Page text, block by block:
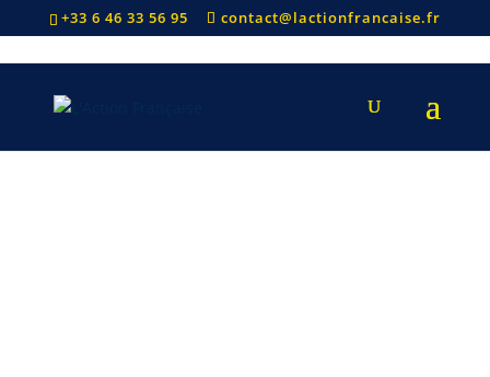
+33 6 46 33 56 95 contact@lactionfrancaise.fr